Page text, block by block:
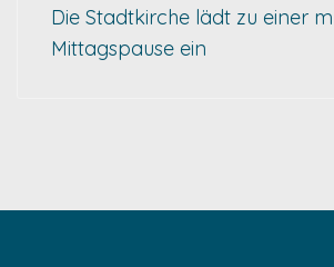
Die Stadtkirche lädt zu einer
Mittagspause ein